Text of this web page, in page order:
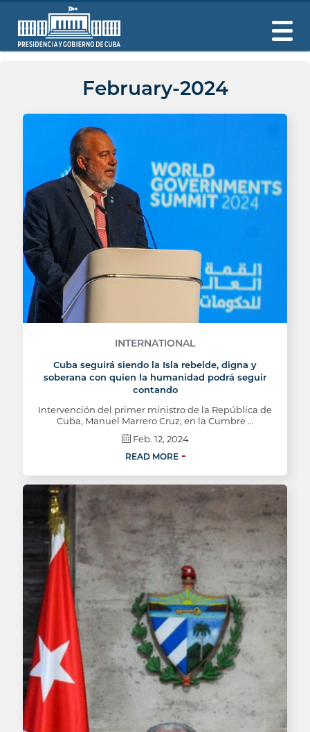
February-2024
INTERNATIONAL
Cuba seguirá siendo la Isla rebelde, digna y
soberana con quien la humanidad podrá seguir
contando
Intervención del primer ministro de la República de
Cuba, Manuel Marrero Cruz, en la Cumbre …
Feb. 12, 2024
READ MORE